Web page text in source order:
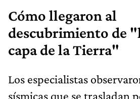
Cómo llegaron al
descubrimiento de
capa de la Tierra"
Los especialistas
sísmicas que se trasladan